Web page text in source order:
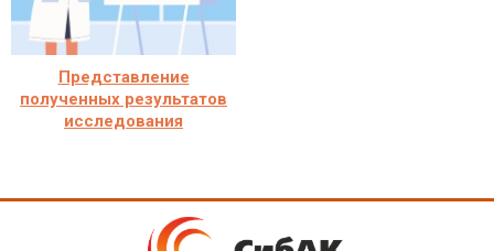
Представление
полученных результатов
исследования